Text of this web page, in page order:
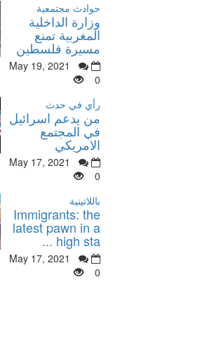
حوادث مجتمعية
وزارة الداخلية
المغربية تمنع
مسيرة فلسطين
May 19, 2021
0
رأي في حدث
من يدعم اسرائيل
في المجتمع
الامريكي
May 17, 2021
0
باللاتينية
Immigrants: the
latest pawn in a
high sta ...
May 17, 2021
0